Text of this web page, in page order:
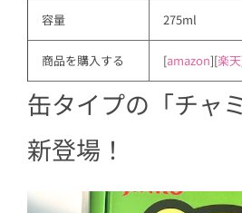
容量 275ml
商品を購入する [amazon][楽天
缶タイプの「チャ
新登場！